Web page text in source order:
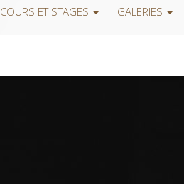
COURS ET STAGES GALERIES